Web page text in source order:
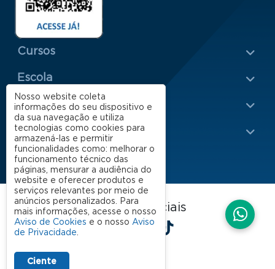
Menu Rodapé 1
Cursos
Escola
Rodapé 2
Apoio
Impacto
FGV EAESP nas redes sociais
LinkedIn
Facebook
Instagram
X YouTube
SpotifyTikTok
Nosso website coleta
informações do seu dispositivo e
da sua navegação e utiliza
tecnologias como cookies para
armazená-las e permitir
funcionalidades como: melhorar o
funcionamento técnico das
páginas, mensurar a audiência do
website e oferecer produtos e
serviços relevantes por meio de
anúncios personalizados. Para
mais informações, acesse o nosso
Aviso de Cookies e o nosso Aviso
de Privacidade.
Ciente